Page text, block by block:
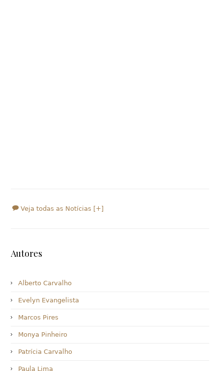
Veja todas as Notícias [+]
Autores
Alberto Carvalho
Evelyn Evangelista
Marcos Pires
Monya Pinheiro
Patrícia Carvalho
Paula Lima